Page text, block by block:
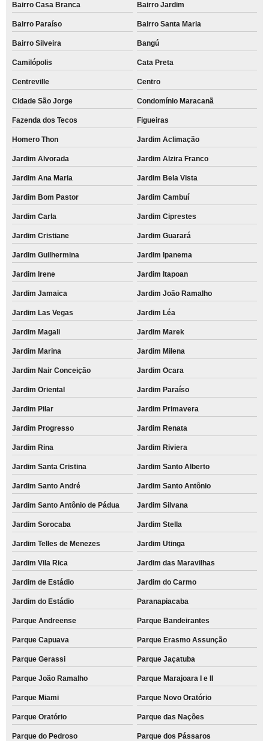
Bairro Casa Branca Bairro Jardim
Bairro Paraíso Bairro Santa Maria
Bairro Silveira Bangú
Camilópolis Cata Preta
Centreville Centro
Cidade São Jorge Condomínio Maracanã
Fazenda dos Tecos Figueiras
Homero Thon Jardim Aclimação
Jardim Alvorada Jardim Alzira Franco
Jardim Ana Maria Jardim Bela Vista
Jardim Bom Pastor Jardim Cambuí
Jardim Carla Jardim Ciprestes
Jardim Cristiane Jardim Guarará
Jardim Guilhermina Jardim Ipanema
Jardim Irene Jardim Itapoan
Jardim Jamaica Jardim João Ramalho
Jardim Las Vegas Jardim Léa
Jardim Magali Jardim Marek
Jardim Marina Jardim Milena
Jardim Nair Conceição Jardim Ocara
Jardim Oriental Jardim Paraíso
Jardim Pilar Jardim Primavera
Jardim Progresso Jardim Renata
Jardim Rina Jardim Riviera
Jardim Santa Cristina Jardim Santo Alberto
Jardim Santo André Jardim Santo Antônio
Jardim Santo Antônio de Pádua Jardim Silvana
Jardim Sorocaba Jardim Stella
Jardim Telles de Menezes Jardim Utinga
Jardim Vila Rica Jardim das Maravilhas
Jardim de Estádio Jardim do Carmo
Jardim do Estádio Paranapiacaba
Parque Andreense Parque Bandeirantes
Parque Capuava Parque Erasmo Assunção
Parque Gerassi Parque Jaçatuba
Parque João Ramalho Parque Marajoara I e II
Parque Miami Parque Novo Oratório
Parque Oratório Parque das Nações
Parque do Pedroso Parque dos Pássaros